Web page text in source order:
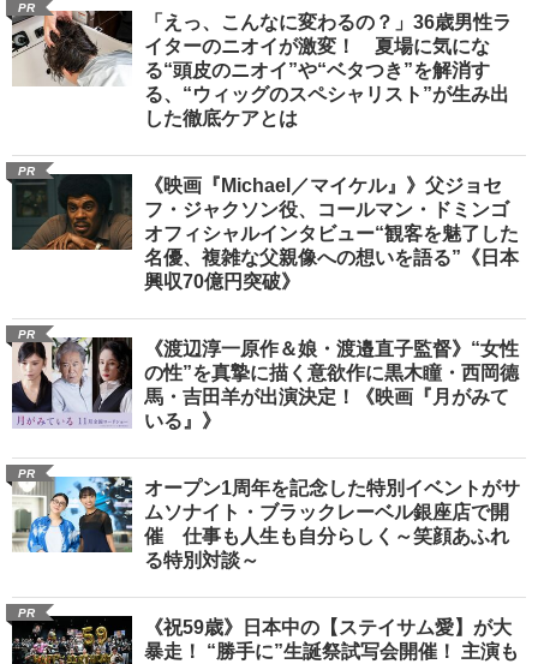
PR
「えっ、こんなに変わるの？」36歳男性ラ
イターのニオイが激変！ 夏場に気にな
る“頭皮のニオイ”や“ベタつき”を解消す
る、“ウィッグのスペシャリスト”が生み出
した徹底ケアとは
PR
《映画『Michael／マイケル』》父ジョセ
フ・ジャクソン役、コールマン・ドミンゴ
オフィシャルインタビュー“観客を魅了した
名優、複雑な父親像への想いを語る”《日本
興収70億円突破》
PR
《渡辺淳一原作＆娘・渡邉直子監督》“女性
の性”を真摯に描く意欲作に黒木瞳・西岡德
馬・吉田羊が出演決定！《映画『月がみて
いる』》
PR
オープン1周年を記念した特別イベントがサ
ムソナイト・ブラックレーベル銀座店で開
催 仕事も人生も自分らしく～笑顔あふれ
る特別対談～
PR
《祝59歳》日本中の【ステイサム愛】が大
暴走！ “勝手に”生誕祭試写会開催！ 主演も